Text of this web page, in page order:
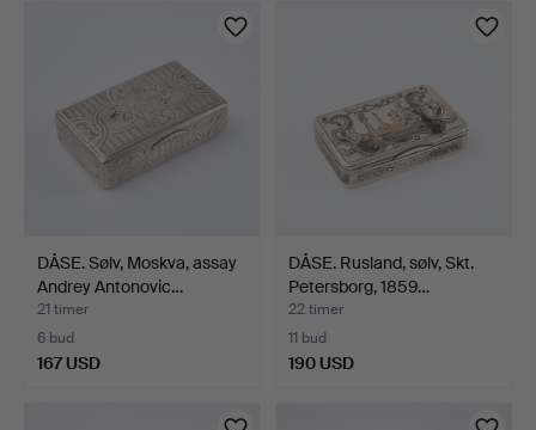
DÅSE. Sølv, Moskva, assay
Andrey Antonovic…
21 timer
6 bud
167 USD
DÅSE. Rusland, sølv, Skt.
Petersborg, 1859…
22 timer
11 bud
190 USD